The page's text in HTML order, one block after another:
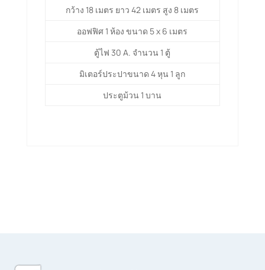
กว้าง 18 เมตร ยาว 42 เมตร สูง 8 เมตร
ออฟฟิศ 1 ห้อง ขนาด 5 x 6 เมตร
ตู้ไฟ 30 A. จำนวน 1 ตู้
มิเตอร์ประปาขนาด 4 หุน 1 ลูก
ประตูม้วน 1 บาน